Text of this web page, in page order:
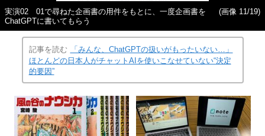
実演02 01で尋ねた企画書の用件をもとに、一度企画書を
ChatGPTに書いてもらう
(画像 11/19)
記事を読む
「みんな、ChatGPTの扱いがもったいない…」
ほとんどの日本人がチャットAIを使いこなせていない“決定
的要因”